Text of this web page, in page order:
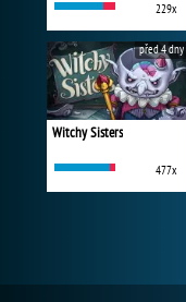
229x
Witchy Sisters
477x
před 4 dny